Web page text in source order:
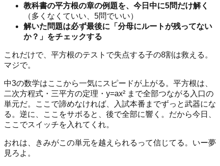
教科書の平方根の章の例題を、今日中に5問だけ解く
（多くなくていい、5問でいい）
解いた問題は必ず最後に「分母にルートが残ってない
か？」をチェックする
これだけで、平方根のテストで失点する子の8割は救える。
マジで。
中3の数学はここから一気にスピードが上がる。平方根は、
二次方程式・三平方の定理・y=ax² まで全部つながる入口の
単元だ。ここで諦めなければ、入試本番までずっと武器にな
る。逆に、ここをサボると、後で全部に響く。だから今日、
ここでスイッチを入れてくれ。
おれは、きみがこの単元を越えられるって信じてる。いー夢
見ろよ。